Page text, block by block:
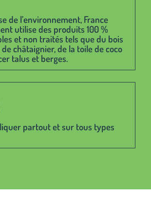
de l’environnement, France
utilise des produits 100 %
et non traités tels que du bois
châtaignier, de la toile de coco
talus et berges.
partout et sur tous types